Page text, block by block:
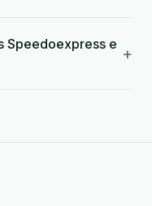
Speedoexpress e +